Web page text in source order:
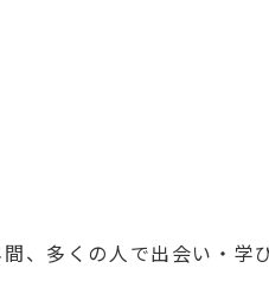
、多くの人で出会い・学